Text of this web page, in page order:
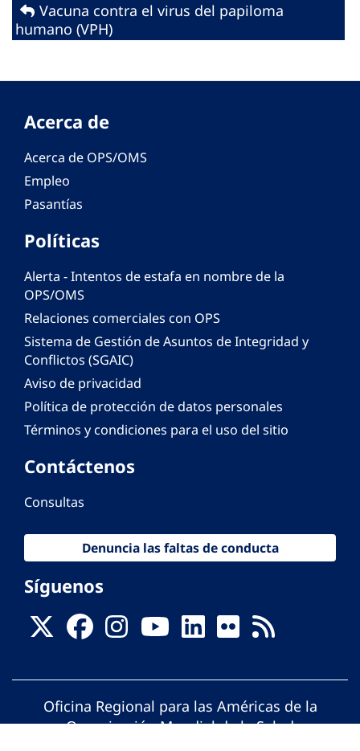
Vacuna contra el virus del papiloma
humano (VPH)
Acerca de
Acerca de OPS/OMS
Empleo
Pasantías
Políticas
Alerta - Intentos de estafa en nombre de la
OPS/OMS
Relaciones comerciales con OPS
Sistema de Gestión de Asuntos de Integridad y
Conflictos (SGAIC)
Aviso de privacidad
Política de protección de datos personales
Términos y condiciones para el uso del sitio
Contáctenos
Consultas
Denuncia las faltas de conducta
Síguenos
Oficina Regional para las Américas de la
Organización Mundial de la Salud